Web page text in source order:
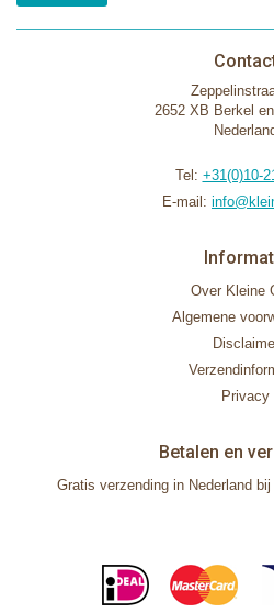
2652 XB Berkel
Tel: +31(0)10-
E-mail:
Over Kleine
Algemene
Privacy
Betalen en
Gratis verzending in Nederland